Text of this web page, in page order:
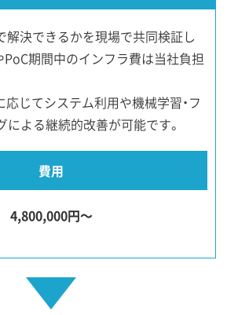
解決できるかを現場で共同検証し
PoC期間中のインフラ費は当社負担
じてシステム利用や機械学習・フ
による継続的改善が可能です。
費用
4,800,000円〜